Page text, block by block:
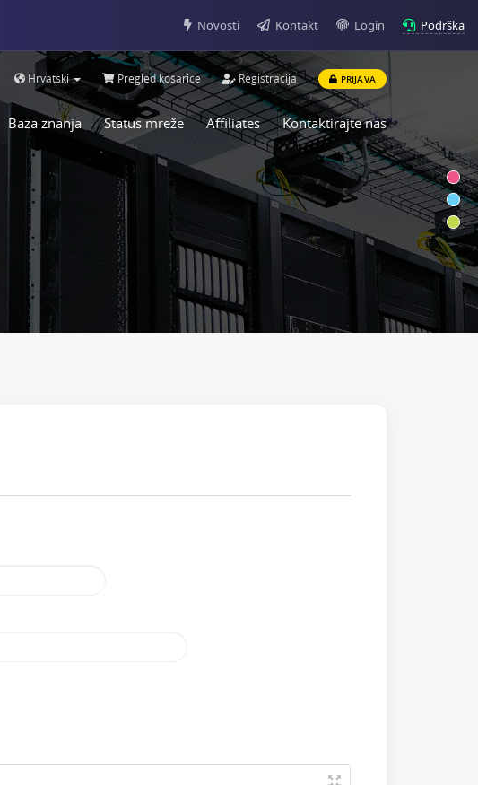
Novosti Kontakt Login Podrška
Hrvatski Pregled košarice Registracija PRIJAVA
Baza znanja Status mreže Affiliates Kontaktirajte nas